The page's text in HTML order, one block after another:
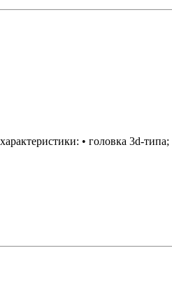
• головка 3d-